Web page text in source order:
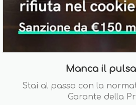
Manca il
Stai al passo con la
Garante della